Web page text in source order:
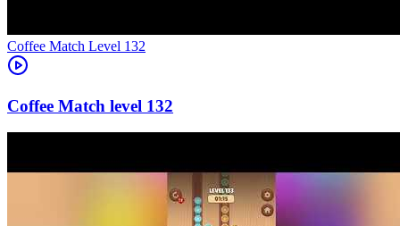
Level 132
132